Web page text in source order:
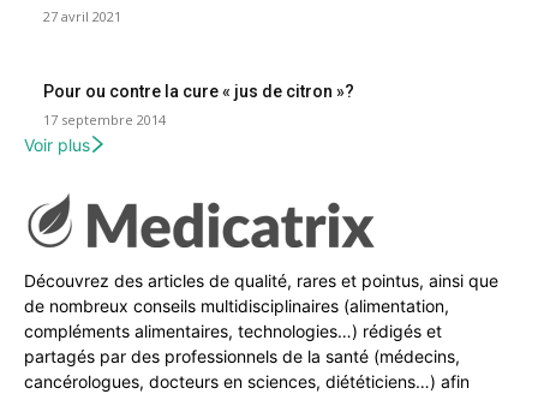
27 avril 2021
Pour ou contre la cure « jus de citron »?
17 septembre 2014
Voir plus
Découvrez des articles de qualité, rares et pointus, ainsi que
de nombreux conseils multidisciplinaires (alimentation,
compléments alimentaires, technologies…) rédigés et
partagés par des professionnels de la santé (médecins,
cancérologues, docteurs en sciences, diététiciens…) afin